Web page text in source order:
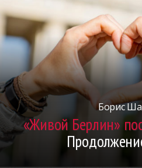
Борис
«Живой Берлин»